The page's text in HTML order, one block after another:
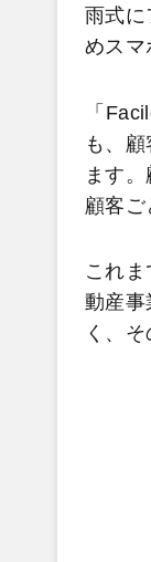
雨式
めスマ
「
も、
ます
顧客ご
これ
動産事
く、